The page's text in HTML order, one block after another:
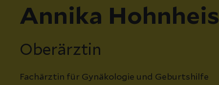
Annika
Oberärztin
Fachärztin für Gynäkologie und Geburtshilfe